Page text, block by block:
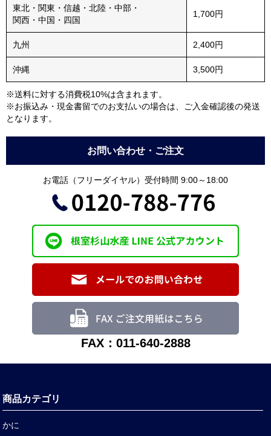
東北・関東・信越・北陸・中部・
関西・中国・四国
1,700円
九州 2,400円
沖縄 3,500円
※送料に対する消費税10%は含まれます。
※お振込み・現金書留でのお支払いの場合は、ご入金確認後の発送
となります。
お問い合わせ・ご注文
お電話（フリーダイヤル）受付時間 9:00～18:00
FAX：011-640-2888
商品カテゴリ
かに